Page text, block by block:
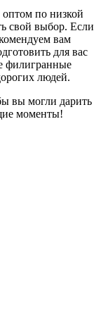
по низкой
свой выбор. Если
вам
для вас
филигранные
людей.
вы могли дарить
моменты!